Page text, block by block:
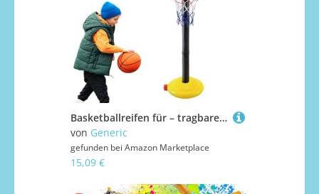
Basketballreifen für – tragbarer Basketballständer für die meisten | höhenverstellbares Netz-Design, langlebig, wetterfest, stabile Basis, sportliche Aktivitäten im Innenbereich
von Generic
gefunden bei Amazon Marketplace
15,09 €